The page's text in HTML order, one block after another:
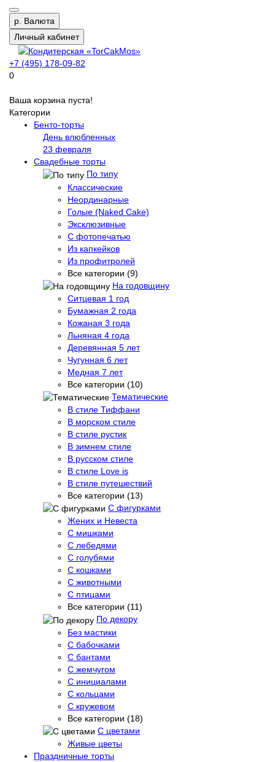
р. Валюта
Личный кабинет
+7 (495) 178-09-82
0
Ваша корзина пуста!
Категории
Бенто-торты
День влюбленных
23 февраля
Свадебные торты
По типу
Классические
Неординарные
Голые (Naked Cake)
Эксклюзивные
С фотопечатью
Из капкейков
Из профитролей
Все категории (9)
На годовщину
Ситцевая 1 год
Бумажная 2 года
Кожаная 3 года
Льняная 4 года
Деревянная 5 лет
Чугунная 6 лет
Медная 7 лет
Все категории (10)
Тематические
В стиле Тиффани
В морском стиле
В стиле рустик
В зимнем стиле
В русском стиле
В стиле Love is
В стиле путешествий
Все категории (13)
С фигурками
Жених и Невеста
С мишками
С лебедями
С голубями
С кошками
С животными
С птицами
Все категории (11)
По декору
Без мастики
С бабочками
С бантами
С жемчугом
С инициалами
С кольцами
С кружевом
Все категории (18)
С цветами
Живые цветы
Праздничные торты